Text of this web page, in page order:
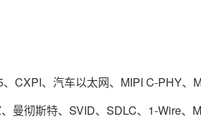
CXPI、汽车以太网、MIPI C-PHY、
曼彻斯特、SVID、SDLC、1-Wire、